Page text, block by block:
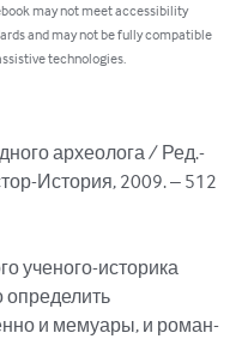
may not meet accessibility
and may not be fully compatible
technologies.
археолога / Ред.-
История, 2009. – 512
ученого-историка
и мемуары, и роман-